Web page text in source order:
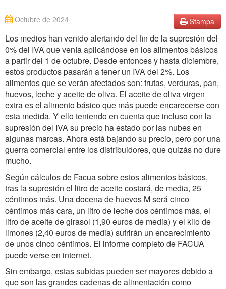
Stampa
Octubre de 2024
Los medios han venido alertando del fin de la supresión del
0% del IVA que venía aplicándose en los alimentos básicos
a partir del 1 de octubre. Desde entonces y hasta diciembre,
estos productos pasarán a tener un IVA del 2%. Los
alimentos que se verán afectados son: frutas, verduras, pan,
huevos, leche y aceite de oliva. El aceite de oliva virgen
extra es el alimento básico que más puede encarecerse con
esta medida. Y ello teniendo en cuenta que incluso con la
supresión del IVA su precio ha estado por las nubes en
algunas marcas. Ahora está bajando su precio, pero por una
guerra comercial entre los distribuidores, que quizás no dure
mucho.
Según cálculos de Facua sobre estos alimentos básicos,
tras la supresión el litro de aceite costará, de media, 25
céntimos más. Una docena de huevos M será cinco
céntimos más cara, un litro de leche dos céntimos más, el
litro de aceite de girasol (1,90 euros de media) y el kilo de
limones (2,40 euros de media) sufrirán un encarecimiento
de unos cinco céntimos. El informe completo de FACUA
puede verse en internet.
Sin embargo, estas subidas pueden ser mayores debido a
que son las grandes cadenas de alimentación como